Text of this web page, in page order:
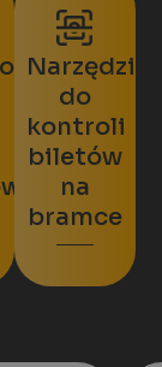
Narzędzie
do
kontroli
biletów
na
bramce